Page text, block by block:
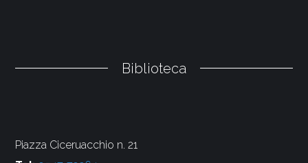
Biblioteca
Piazza Ciceruacchio n. 21